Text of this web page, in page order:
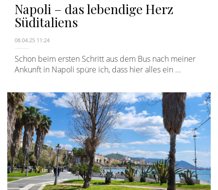
Napoli – das lebendige Herz
Süditaliens
08.04.25 11:24
Schon beim ersten Schritt aus dem Bus nach meiner
Ankunft in Napoli spüre ich, dass hier alles ein ...